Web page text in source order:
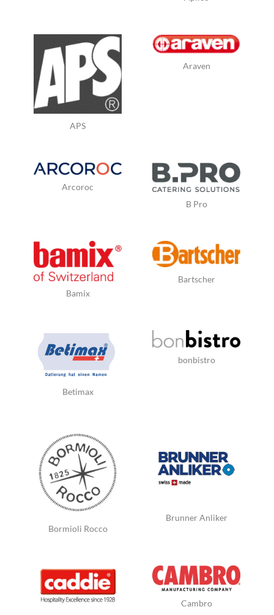
APS
Araven
Arcoroc
B Pro
Bamix
Bartscher
Betimax
bonbistro
Bormioli Rocco
Brunner Anliker
Cambro